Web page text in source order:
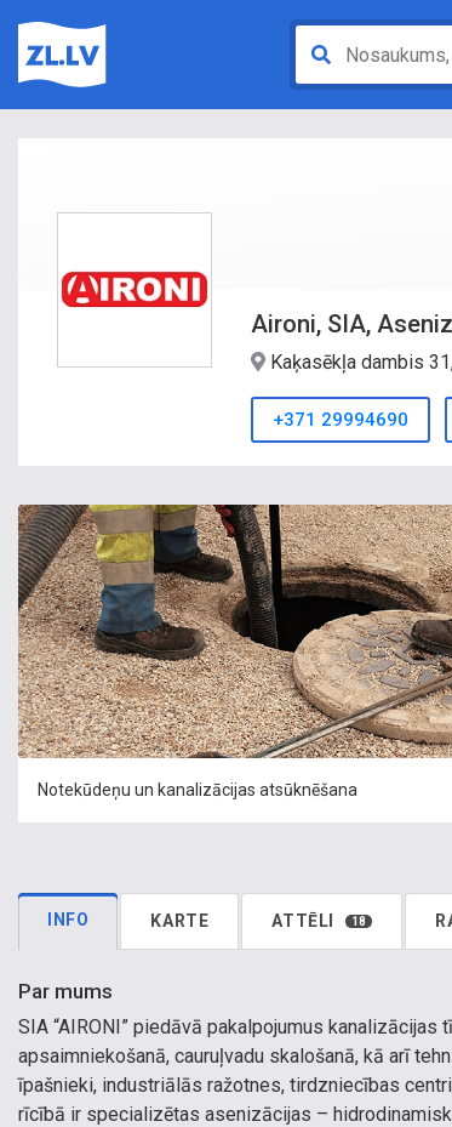
Aironi, SIA,
Kaķasēkļa dambis
+371 29994690
Notekūdeņu un kanalizācijas atsūknēšana
INFO KARTE ATTĒLI 18
Par mums
SIA “AIRONI” piedāvā pakalpojumus
apsaimniekošanā, cauruļvadu skalošanā, kā arī
īpašnieki, industriālās ražotnes, tirdzniecības
rīcībā ir specializētas asenizācijas –